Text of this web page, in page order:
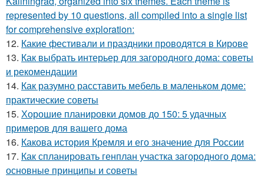
represented by 10 questions, all compiled into a single list
for comprehensive exploration:
12. Какие фестивали и праздники проводятся в Кирове
13. Как выбрать интерьер для загородного дома: советы
и рекомендации
14. Как разумно расставить мебель в маленьком доме:
практические советы
15. Хорошие планировки домов до 150: 5 удачных
примеров для вашего дома
16. Какова история Кремля и его значение для России
17. Как спланировать генплан участка загородного дома:
основные принципы и советы